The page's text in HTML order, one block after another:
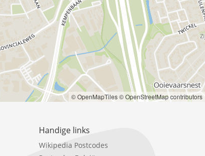
© OpenMapTiles© OpenStreetMap contributors
Handige links
Wikipedia Postcodes